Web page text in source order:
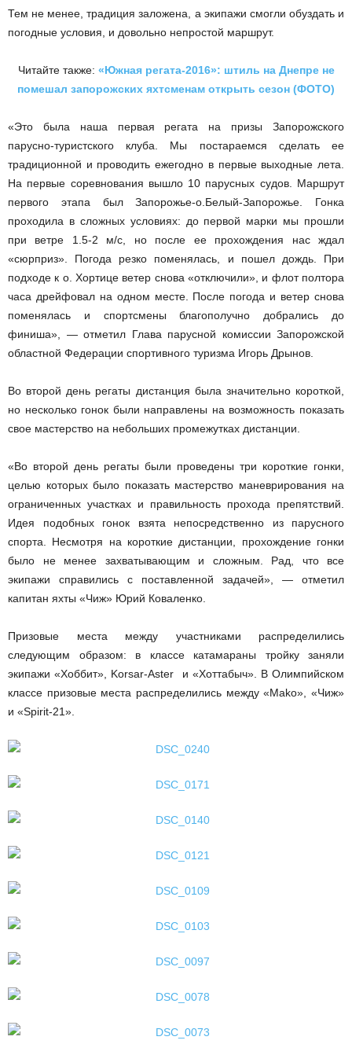
Тем не менее, традиция заложена, а экипажи смогли обуздать и
погодные условия, и довольно непростой маршрут.
Читайте также: «Южная регата-2016»: штиль на Днепре не
помешал запорожских яхтсменам открыть сезон (ФОТО)
«Это была наша первая регата на призы Запорожского
парусно-туристского клуба. Мы постараемся сделать ее
традиционной и проводить ежегодно в первые выходные лета.
На первые соревнования вышло 10 парусных судов. Маршрут
первого этапа был Запорожье-о.Белый-Запорожье. Гонка
проходила в сложных условиях: до первой марки мы прошли
при ветре 1.5-2 м/с, но после ее прохождения нас ждал
«сюрприз». Погода резко поменялась, и пошел дождь. При
подходе к о. Хортице ветер снова «отключили», и флот полтора
часа дрейфовал на одном месте. После погода и ветер снова
поменялась и спортсмены благополучно добрались до
финиша», — отметил Глава парусной комиссии Запорожской
областной Федерации спортивного туризма Игорь Дрынов.
Во второй день регаты дистанция была значительно короткой,
но несколько гонок были направлены на возможность показать
свое мастерство на небольших промежутках дистанции.
«Во второй день регаты были проведены три короткие гонки,
целью которых было показать мастерство маневрирования на
ограниченных участках и правильность прохода препятствий.
Идея подобных гонок взята непосредственно из парусного
спорта. Несмотря на короткие дистанции, прохождение гонки
было не менее захватывающим и сложным. Рад, что все
экипажи справились с поставленной задачей», — отметил
капитан яхты «Чиж» Юрий Коваленко.
Призовые места между участниками распределились
следующим образом: в классе катамараны тройку заняли
экипажи «Хоббит», Korsar-Aster и «Хоттабыч». В Олимпийском
классе призовые места распределились между «Mako», «Чиж»
и «Spirit-21».